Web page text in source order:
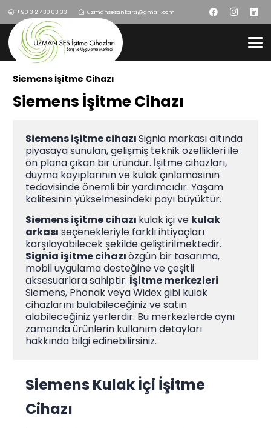
+90 312 430 03 33 uzmansesankara@gmail.com
Siemens İşitme Cihazı
Siemens İşitme Cihazı
Siemens işitme cihazıSignia markası altında
piyasaya sunulan, gelişmiş teknik özellikleri ile
ön plana çıkan bir üründür. İşitme cihazları,
duyma kayıplarının ve kulak çınlamasının
tedavisinde önemli bir yardımcıdır. Yaşam
kalitesinin yükselmesindeki payı büyüktür.
Siemens işitme cihazı kulak içi ve kulak
arkası seçenekleriyle farklı ihtiyaçları
karşılayabilecek şekilde geliştirilmektedir.
Signia işitme cihazıözgün bir tasarıma,
mobil uygulama desteğine ve çeşitli
aksesuarlara sahiptir. İşitme merkezleri
Siemens, Phonak veya Widex gibi kulak
cihazlarını bulabileceğiniz ve satın
alabileceğiniz yerlerdir. Bu merkezlerde aynı
zamanda ürünlerin kullanım detayları
hakkında bilgi edinebilirsiniz.
Siemens Kulak İçi İşitme
Cihazı